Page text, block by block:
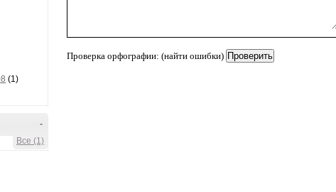
(1)
-
Все (1)
Проверка орфографии: (найти ошибки)